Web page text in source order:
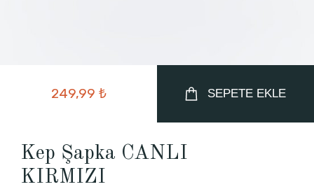
249,99 ₺ SEPETE EKLE
Kep Şapka CANLI
KIRMIZI